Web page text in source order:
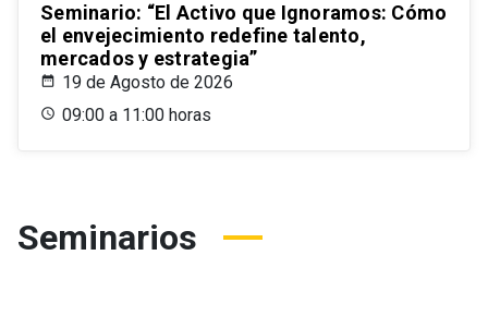
Seminario: “El Activo que Ignoramos: Cómo
el envejecimiento redefine talento,
mercados y estrategia”
19 de Agosto de 2026
09:00 a 11:00 horas
Seminarios